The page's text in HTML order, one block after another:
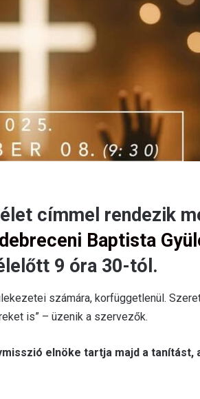
címmel rendezik
Baptista
9 óra 30-tól.
számára, korfüggetlenül.
is” – üzenik a szervezők.
elnöke tartja majd a tanítást,